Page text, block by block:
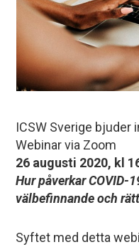
ICSW Sverige bjuder
Webinar via Zoom
26 augusti 2020, kl
Hur påverkar COVID-
välbefinnande och
Syftet med detta